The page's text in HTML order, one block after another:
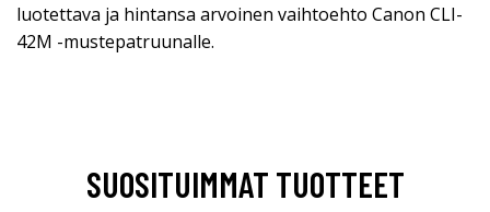
luotettava ja hintansa arvoinen vaihtoehto Canon CLI-
42M -mustepatruunalle.
SUOSITUIMMAT TUOTTEET